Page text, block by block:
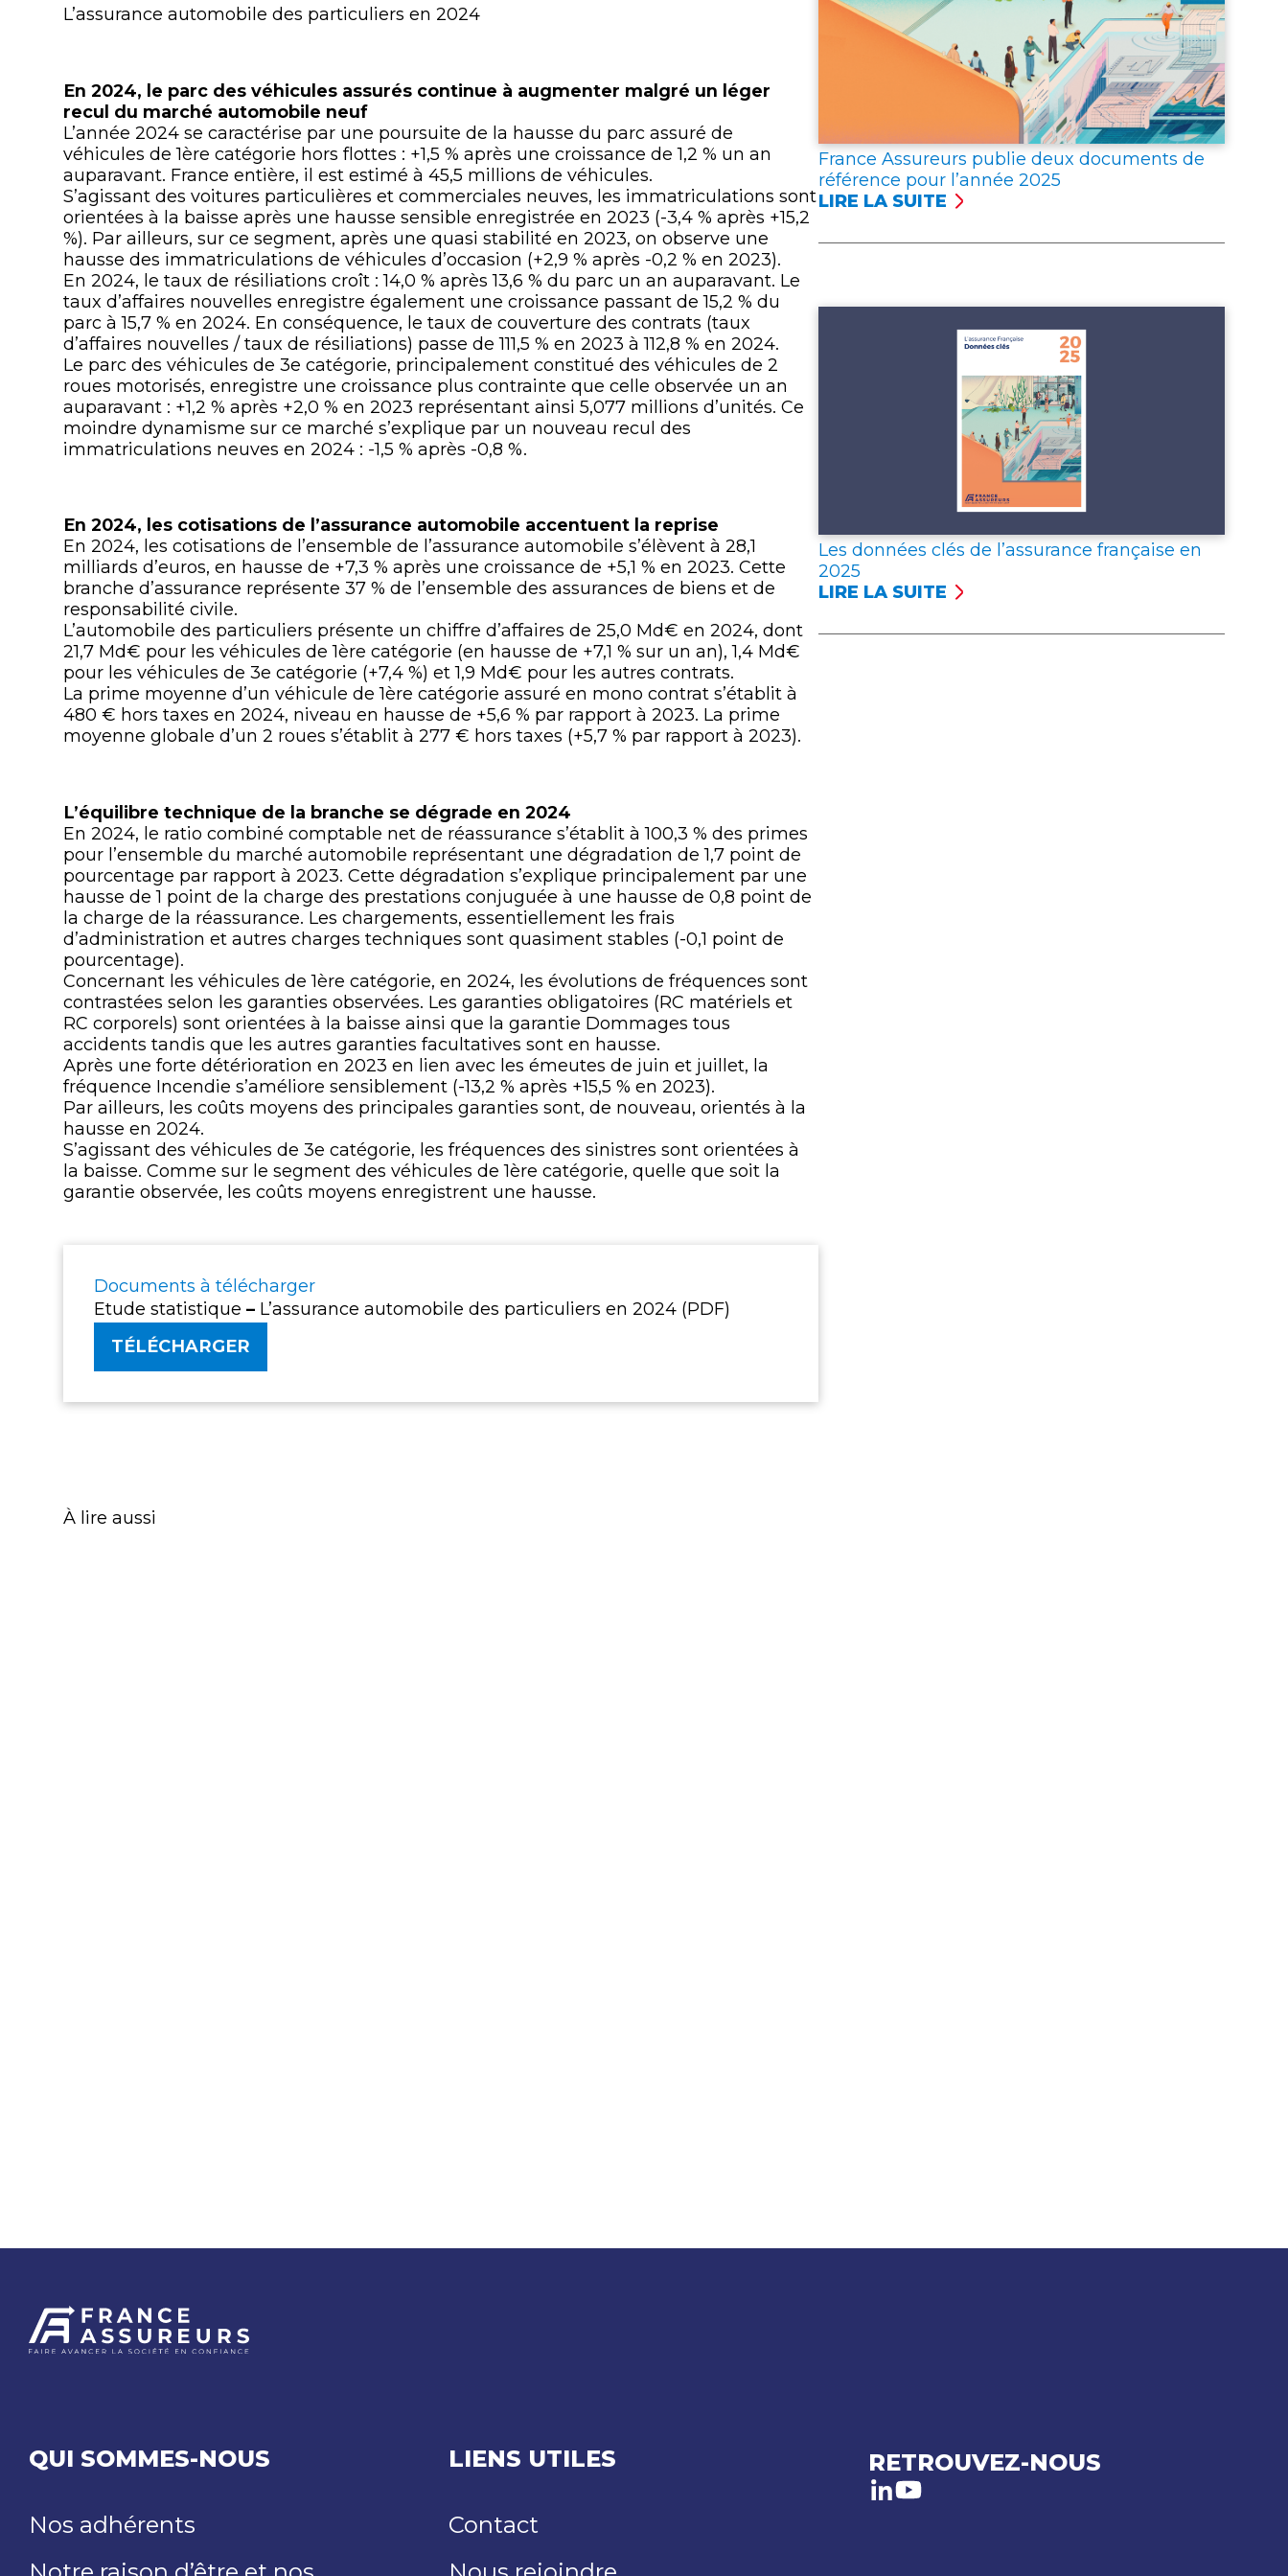
L’assurance automobile des particuliers en 2024
En 2024, le parc des véhicules assurés continue à augmenter malgré un léger
recul du marché automobile neuf
L’année 2024 se caractérise par une poursuite de la hausse du parc assuré de
véhicules de 1ère catégorie hors flottes : +1,5 % après une croissance de 1,2 % un an
auparavant. France entière, il est estimé à 45,5 millions de véhicules.
S’agissant des voitures particulières et commerciales neuves, les immatriculations sont
orientées à la baisse après une hausse sensible enregistrée en 2023 (-3,4 % après +15,2
%). Par ailleurs, sur ce segment, après une quasi stabilité en 2023, on observe une
hausse des immatriculations de véhicules d’occasion (+2,9 % après -0,2 % en 2023).
En 2024, le taux de résiliations croît : 14,0 % après 13,6 % du parc un an auparavant. Le
taux d’affaires nouvelles enregistre également une croissance passant de 15,2 % du
parc à 15,7 % en 2024. En conséquence, le taux de couverture des contrats (taux
d’affaires nouvelles / taux de résiliations) passe de 111,5 % en 2023 à 112,8 % en 2024.
Le parc des véhicules de 3e catégorie, principalement constitué des véhicules de 2
roues motorisés, enregistre une croissance plus contrainte que celle observée un an
auparavant : +1,2 % après +2,0 % en 2023 représentant ainsi 5,077 millions d’unités. Ce
moindre dynamisme sur ce marché s’explique par un nouveau recul des
immatriculations neuves en 2024 : -1,5 % après -0,8 %.
En 2024, les cotisations de l’assurance automobile accentuent la reprise
En 2024, les cotisations de l’ensemble de l’assurance automobile s’élèvent à 28,1
milliards d’euros, en hausse de +7,3 % après une croissance de +5,1 % en 2023. Cette
branche d’assurance représente 37 % de l’ensemble des assurances de biens et de
responsabilité civile.
L’automobile des particuliers présente un chiffre d’affaires de 25,0 Md€ en 2024, dont
21,7 Md€ pour les véhicules de 1ère catégorie (en hausse de +7,1 % sur un an), 1,4 Md€
pour les véhicules de 3e catégorie (+7,4 %) et 1,9 Md€ pour les autres contrats.
La prime moyenne d’un véhicule de 1ère catégorie assuré en mono contrat s’établit à
480 € hors taxes en 2024, niveau en hausse de +5,6 % par rapport à 2023. La prime
moyenne globale d’un 2 roues s’établit à 277 € hors taxes (+5,7 % par rapport à 2023).
L’équilibre technique de la branche se dégrade en 2024
En 2024, le ratio combiné comptable net de réassurance s’établit à 100,3 % des primes
pour l’ensemble du marché automobile représentant une dégradation de 1,7 point de
pourcentage par rapport à 2023. Cette dégradation s’explique principalement par une
hausse de 1 point de la charge des prestations conjuguée à une hausse de 0,8 point de
la charge de la réassurance. Les chargements, essentiellement les frais
d’administration et autres charges techniques sont quasiment stables (-0,1 point de
pourcentage).
Concernant les véhicules de 1ère catégorie, en 2024, les évolutions de fréquences sont
contrastées selon les garanties observées. Les garanties obligatoires (RC matériels et
RC corporels) sont orientées à la baisse ainsi que la garantie Dommages tous
accidents tandis que les autres garanties facultatives sont en hausse.
Après une forte détérioration en 2023 en lien avec les émeutes de juin et juillet, la
fréquence Incendie s’améliore sensiblement (-13,2 % après +15,5 % en 2023).
Par ailleurs, les coûts moyens des principales garanties sont, de nouveau, orientés à la
hausse en 2024.
S’agissant des véhicules de 3e catégorie, les fréquences des sinistres sont orientées à
la baisse. Comme sur le segment des véhicules de 1ère catégorie, quelle que soit la
garantie observée, les coûts moyens enregistrent une hausse.
Documents à télécharger
Etude statistique – L’assurance automobile des particuliers en 2024 (PDF)
TÉLÉCHARGER
France Assureurs publie deux documents de
référence pour l’année 2025
LIRE LA SUITE
:
Les données clés de l’assurance française en
2025
LIRE LA SUITE
:
À lire aussi
QUI SOMMES-NOUS
Nos adhérents
LIENS UTILES
Contact
RETROUVEZ-NOUS
LinkedIn
Youtube